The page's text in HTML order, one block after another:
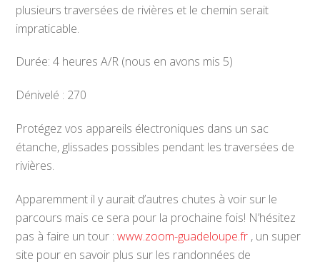
plusieurs traversées de rivières et le chemin serait
impraticable.
Durée: 4 heures A/R (nous en avons mis 5)
Dénivelé : 270
Protégez vos appareils électroniques dans un sac
étanche, glissades possibles pendant les traversées de
rivières.
Apparemment il y aurait d’autres chutes à voir sur le
parcours mais ce sera pour la prochaine fois! N’hésitez
pas à faire un tour :www.zoom-guadeloupe.fr , un super
site pour en savoir plus sur les randonnées de